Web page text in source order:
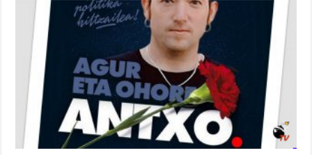
mimoria]
Xabier
Rey
‘Antxo’
#AgurEtaOhoreAntxo
#Kalera
#Corse